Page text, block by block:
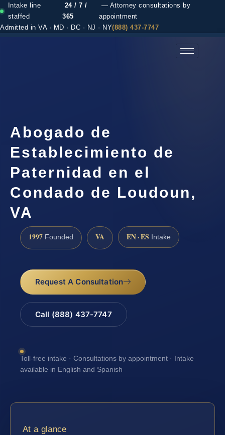
Intake line
staffed
24 / 7 /
365
— Attorney consultations by
appointment
Admitted in VA · MD · DC · NJ · NY(888) 437-7747
Abogado de
Establecimiento de
Paternidad en el
Condado de Loudoun,
VA
1997 Founded VA EN · ES Intake
Request A Consultation
Call (888) 437-7747
Toll-free intake · Consultations by appointment · Intake
available in English and Spanish
At a glance